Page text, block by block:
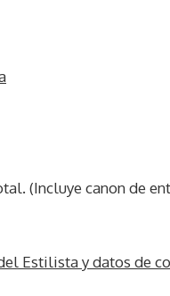
(Incluye canon de
Estilista y datos de